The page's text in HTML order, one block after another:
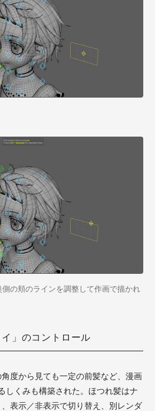
側の頬のラインを調整して作画で描かれ
」のコントロール
度から見ても一定の前髪など、漫画
しくみも構築された。ほつれ髪はナ
表示／非表示で切り替え、別レンダ